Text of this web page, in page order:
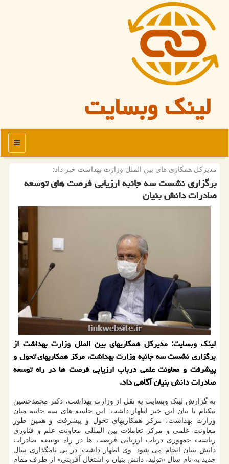
لینک وبسایت
منو
مدیركل همكاری های بین الملل وزارت بهداشت خبر داد:
برگزاری نشست سه جانبه ارزیابی فرصت های توسعه
صادرات دانش بنیان
لینک وبسایت: مدیرکل همکاریهای بین الملل وزارت بهداشت از
برگزاری نشست سه جانبه وزارت بهداشت، مرکز همکاریهای تحول و
پیشرفت و معاونت علمی درباب ارزیابی فرصت ها در راه توسعه
صادرات دانش بنیان آگاهی داد.
به گزارش لینک وبسایت به نقل از وزارت بهداشت، دکتر محمدحسین
نیکنام با بیان این خبر اظهار داشت: این جلسه های سه جانبه میان
وزارت بهداشت، مرکز همکاریهای تحول و پیشرفت و همین طور
معاونت علمی و مرکز تعاملات بین المللی معاونت علم و فناوری
ریاست جمهوری درباب ارزیابی فرصت ها در راه توسعه صادرات
دانش بنیان انجام می شود. وی اظهار داشت: در پی نامگذاری سال
جدید به نام سال «تولید، دانش بنیان و اشتغال آفرینی» از طرف مقام